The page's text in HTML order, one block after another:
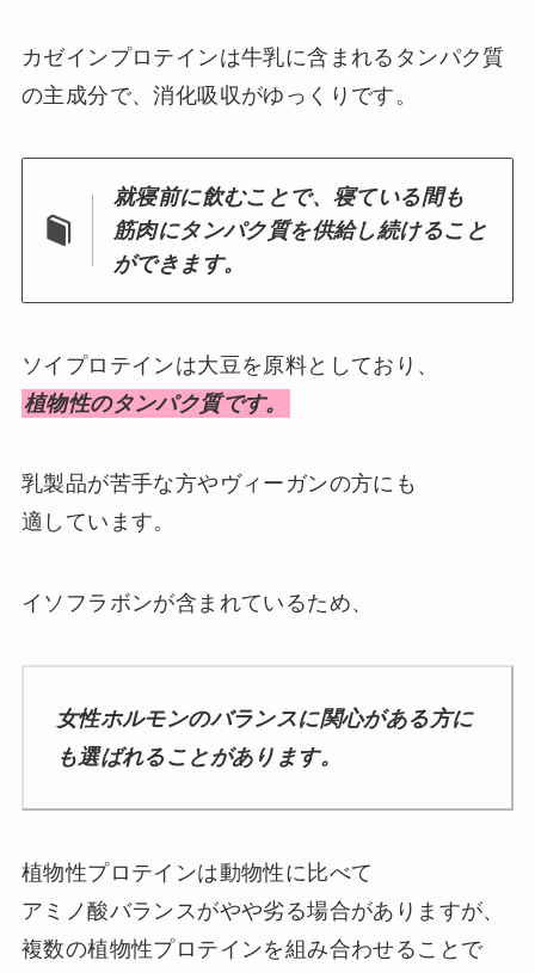
カゼインプロテインは牛乳に含まれるタンパク質
の主成分で、消化吸収がゆっくりです。
就寝前に飲むことで、寝ている間も
筋肉にタンパク質を供給し続けること
ができます。
ソイプロテインは大豆を原料としており、
植物性のタンパク質です。
乳製品が苦手な方やヴィーガンの方にも
適しています。
イソフラボンが含まれているため、
女性ホルモンのバランスに関心がある方に
も選ばれることがあります。
植物性プロテインは動物性に比べて
アミノ酸バランスがやや劣る場合がありますが、
複数の植物性プロテインを組み合わせることで